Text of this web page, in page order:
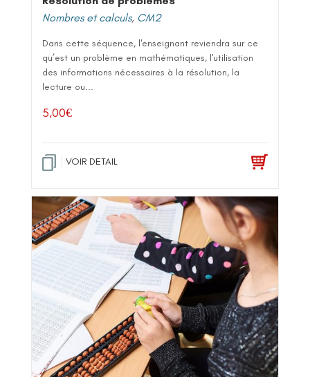
Nombres et calculs, CM2
Dans cette séquence, l'enseignant reviendra sur ce
qu’est un problème en mathématiques, l'utilisation
des informations nécessaires à la résolution, la
lecture ou...
5,00€
VOIR DETAIL